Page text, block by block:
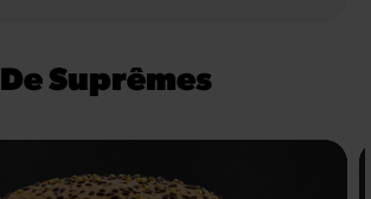
De Suprêmes